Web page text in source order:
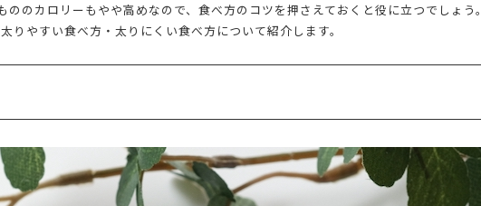
のカロリーもやや高めなので、食べ方のコツを押さえておくと役に立つでしょう。
やすい食べ方・太りにくい食べ方について紹介します。